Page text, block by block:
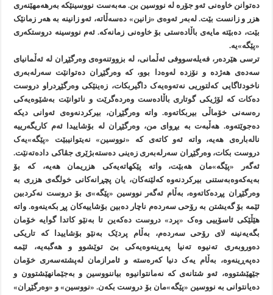
دەتوانن خاوەنی ئەو جۆرە لە نووسین بن. مەبەست نووسینێکە بەرهەمهێنەری
هزر و زانست بێت. لەبەر ئەوەی «زانین» دەسەڵاتە، ئەو زانینە بە هەر زمانێک
بێت، دەبێتە مایەی باڵادەستی بۆ خاوەنی زمانەکە. ئەم نووسینە دروستکەری
«پێگە»یە.
ترسی هێردەر، فەیلەسووفی ئەڵمانی، لە بزووتنەوەی وەرگێڕان لە ئەڵمانیای
سەدەی هەژدە و نۆزدە لەوەدا بوو، کە وەرگێڕان دەتوانێت سەرلەبەری
ناخودئاگایی کەلتوریی نەتەوەیەک داگیربکات، زەینێکی وەرگێڕدراو دروست
دەکات کە لۆژیکی گوتاری باڵادەست وەردەگرێت و ناتوانێت بەشێوەیەکی
رەسەنی خۆماڵی بیربکاتەوە. واتە وەرگێڕان، بیرکردنەوەی ئەوانی دیکە
دەجوێتەوە. هەڵبەت بە بڕوای من، وەرگێڕان لە بۆشاییدا ئەم کاریگەرییە
نالەبارەی هەیە، واتە ئەو کاتەی کە «نووسین» نەیتوانیبێت «پێگە»یەک
دروست بکات، وەرگێڕان سەرلەبەری زەینی دەستەبژێری جڤاکی دادەتەنێت.
ئەگەر «پێگە»مان هەبێت، واتە پێکهاتەیەکی هزریمان هەیە، کە بۆ
بەیەکەوەبەستنی بیرکردنەوە کەلێنەکان، یان پچڕانەکانی خولگەی هزری بە
وەرگێڕان پڕدەکاتەوە، بەڵام ئەگەر نووسین «پێگە»ی بۆ دروست نەکردبین
ئێمە بۆ گەیشتن بە رۆحی سەردەم ناچار دەبین بۆشاییەکان پڕ بکەینەوە. واتە
هێڵێکی ئاسۆییی وەک «پرد» دروست دەکەین تا بەنێو کاتدا گوایە خۆمان
بگەیەنینە لای رۆحی سەردەم، بەڵام پردێک بەنێو بۆشاییدا کە تاریکی
دەوروبەری تەنیوە تەنیا پەڕینەوەیەکی بێ توێشوو و هەگبەیە، ئێمە
دەپەڕینەوە، بەڵام یەک دنیا کەرەستە و ئامرازمان لەپشتەسەری خۆمان
جێهێشتووە، ئەو شتانەی کە نەمانتوانیوە بیاننووسین و بەجێمانهێشتوون و
دەیانتوانی بە نووسین «پێگە»مان بۆ دروست بکەن. «نووسین» و «وەرگێڕان»